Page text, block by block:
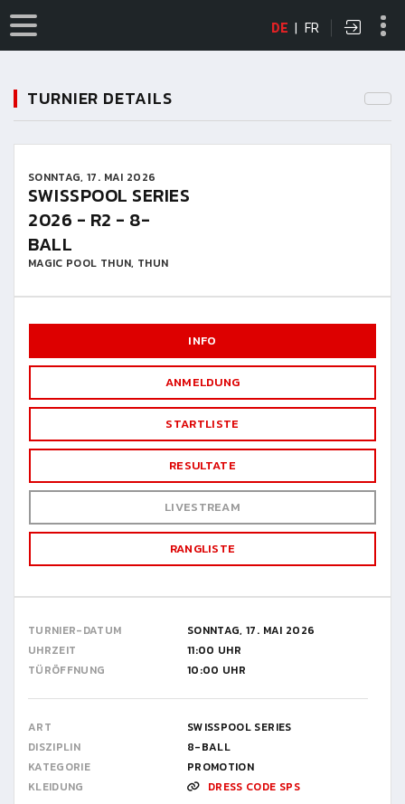
DE | FR
TURNIER DETAILS
SONNTAG, 17. MAI 2026
SWISSPOOL SERIES
2026 - R2 - 8-
BALL
MAGIC POOL THUN, THUN
INFO
ANMELDUNG
STARTLISTE
RESULTATE
LIVESTREAM
RANGLISTE
TURNIER-DATUM
SONNTAG, 17. MAI 2026
UHRZEIT
11:00 UHR
TÜRÖFFNUNG
10:00 UHR
ART
SWISSPOOL SERIES
DISZIPLIN
8-BALL
KATEGORIE
PROMOTION
KLEIDUNG
DRESS CODE SPS